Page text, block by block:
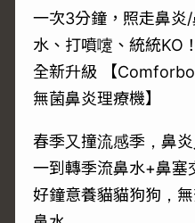
一次3分鐘，照走鼻炎
水、打噴嚔、統統KO！
全新升級 【
無菌鼻炎理療機】
春季又撞流感季，鼻
一到轉季流鼻水+鼻塞
好鐘意養貓貓狗狗，